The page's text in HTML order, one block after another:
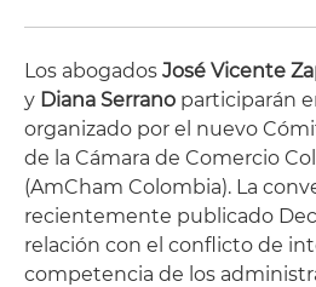
Los abogados José Vicente
y Diana Serrano participarán
organizado por el nuevo
de la Cámara de Comercio
(AmCham Colombia). La
recientemente publicado
relación con el conflicto de
competencia de los